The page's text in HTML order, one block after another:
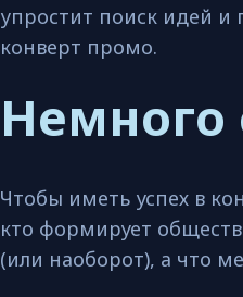
упростит поиск идей и
конверт промо.
Немного
Чтобы иметь успех в
кто формирует
(или наоборот), а что